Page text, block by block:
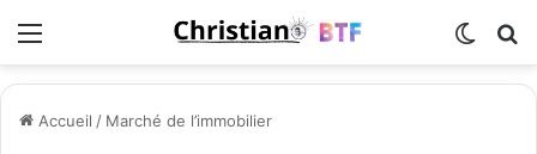
Accueil / Marché de l’immobilier